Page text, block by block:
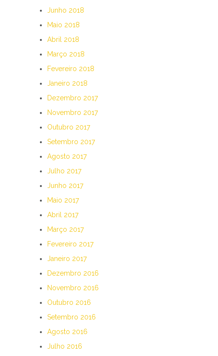
Junho 2018
Maio 2018
Abril 2018
Março 2018
Fevereiro 2018
Janeiro 2018
Dezembro 2017
Novembro 2017
Outubro 2017
Setembro 2017
Agosto 2017
Julho 2017
Junho 2017
Maio 2017
Abril 2017
Março 2017
Fevereiro 2017
Janeiro 2017
Dezembro 2016
Novembro 2016
Outubro 2016
Setembro 2016
Agosto 2016
Julho 2016